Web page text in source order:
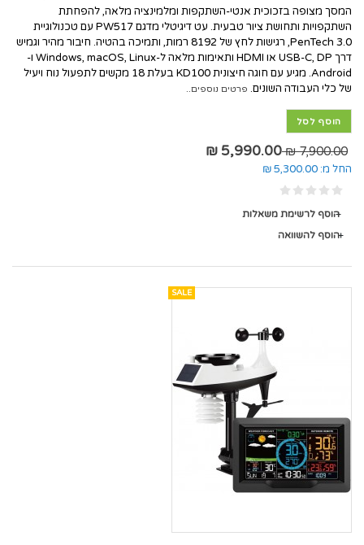
המסך מצופה בזכוכית אנטי-השתקפות ומלמינציה מלאה, להפחתת
השתקפויות ותחושת ציור טבעית. עט דיגיטלי מדגם PW517 עם טכנולוגיית
PenTech 3.0, רגישות לחץ של 8192 רמות, ותמיכה בהטיה. חיבור מהיר וגמיש
דרך USB-C, DP או HDMI ותאימות מלאה ל-Windows, macOS, Linux ו-
Android. מגיע עם חוגה חיצונית KD100 בעלת 18 מקשים לתפעול נוח ויעיל
של כלי העבודה השונים. פרטים נוספים..
הוסף לסל
7,900.00 ₪
5,990.00 ₪
החל מ: 5,300.00 ₪
הוסף לרשימת משאלות
הוסף להשוואה
SALE